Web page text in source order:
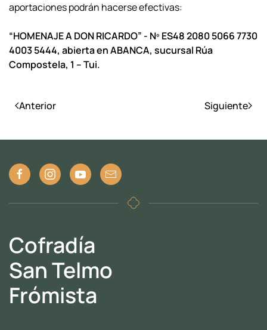
aportaciones podrán hacerse efectivas:
“HOMENAJE A DON RICARDO” - Nº ES48 2080 5066 7730
4003 5444, abierta en ABANCA, sucursal Rúa
Compostela, 1 – Tui.
Anterior Siguiente
Cofradía
San Telmo
Frómista